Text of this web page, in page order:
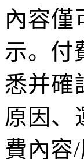
內容僅
示。付
悉并確
原因、
費內容/